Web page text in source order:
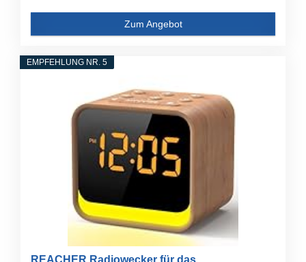
Zum Angebot
EMPFEHLUNG NR. 5
REACHER Radiowecker für das